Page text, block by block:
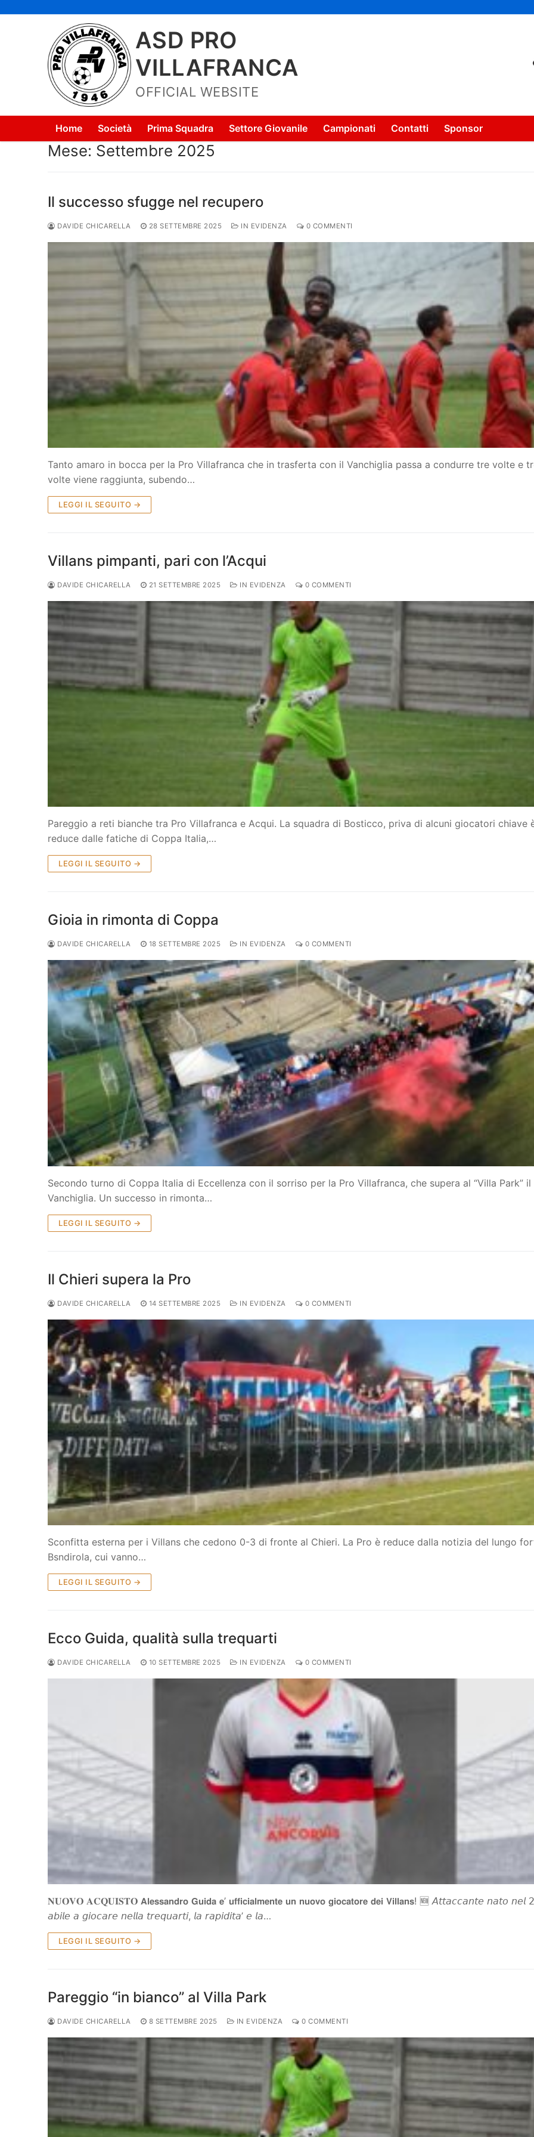
ASD PRO
VILLAFRANCA
OFFICIAL WEBSITE
Home Società Prima Squadra Settore Giovanile Campionati Contatti Sponsor
Società
La Storia
Organigramma
Centro Sportivo
Prima Squadra
Settore Giovanile
Organizzazione
Piccoli amici
Juniores
Campionati
Eccellenza
Contatti
Sponsor
Mese: Settembre 2025
Il successo sfugge nel recupero
DAVIDE CHICARELLA 28 SETTEMBRE 2025 IN EVIDENZA 0 COMMENTI
Tanto amaro in bocca per la Pro Villafranca che in trasferta con il Vanchiglia passa a condurre tre volte e
volte viene raggiunta, subendo…
LEGGI IL SEGUITO →
Villans pimpanti, pari con l’Acqui
DAVIDE CHICARELLA 21 SETTEMBRE 2025 IN EVIDENZA 0 COMMENTI
Pareggio a reti bianche tra Pro Villafranca e Acqui. La squadra di Bosticco, priva di alcuni giocatori chiave
reduce dalle fatiche di Coppa Italia,…
LEGGI IL SEGUITO →
Gioia in rimonta di Coppa
DAVIDE CHICARELLA 18 SETTEMBRE 2025 IN EVIDENZA 0 COMMENTI
Secondo turno di Coppa Italia di Eccellenza con il sorriso per la Pro Villafranca, che supera al “Villa Park” il
Vanchiglia. Un successo in rimonta…
LEGGI IL SEGUITO →
Il Chieri supera la Pro
DAVIDE CHICARELLA 14 SETTEMBRE 2025 IN EVIDENZA 0 COMMENTI
Sconfitta esterna per i Villans che cedono 0-3 di fronte al Chieri. La Pro è reduce dalla notizia del lungo
Bsndirola, cui vanno…
LEGGI IL SEGUITO →
Ecco Guida, qualità sulla trequarti
DAVIDE CHICARELLA 10 SETTEMBRE 2025 IN EVIDENZA 0 COMMENTI
𝐍𝐔𝐎𝐕𝐎 𝐀𝐂𝐐𝐔𝐈𝐒𝐓𝐎 𝗔𝗹𝗲𝘀𝘀𝗮𝗻𝗱𝗿𝗼 𝗚𝘂𝗶𝗱𝗮 𝗲’ 𝘂𝗳𝗳𝗶𝗰𝗶𝗮𝗹𝗺𝗲𝗻𝘁𝗲 𝘂𝗻 𝗻𝘂𝗼𝘃𝗼 𝗴𝗶𝗼𝗰𝗮𝘁𝗼𝗿𝗲 𝗱𝗲𝗶 𝗩𝗶𝗹𝗹𝗮𝗻𝘀! 🆕 𝘈𝘵𝘵𝘢𝘤𝘤𝘢𝘯𝘵𝘦 𝘯𝘢𝘵𝘰 𝘯𝘦𝘭
𝘢𝘣𝘪𝘭𝘦 𝘢 𝘨𝘪𝘰𝘤𝘢𝘳𝘦 𝘯𝘦𝘭𝘭𝘢 𝘵𝘳𝘦𝘲𝘶𝘢𝘳𝘵𝘪, 𝘭𝘢 𝘳𝘢𝘱𝘪𝘥𝘪𝘵𝘢’ 𝘦 𝘭𝘢…
LEGGI IL SEGUITO →
Pareggio “in bianco” al Villa Park
DAVIDE CHICARELLA 8 SETTEMBRE 2025 IN EVIDENZA 0 COMMENTI